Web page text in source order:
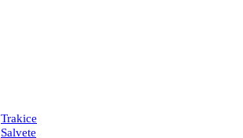
Trakice
Salvete